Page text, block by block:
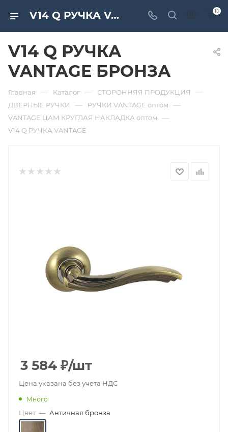
V14 Q РУЧКА VANTAGE БРОНЗА. Дверная и мебельная фурнитура САМИР-КИЛИТ | Оптовые поставки 0
V14 Q РУЧКА
VANTAGE БРОНЗА
Главная — Каталог — СТОРОННЯЯ ПРОДУКЦИЯ —
ДВЕРНЫЕ РУЧКИ — РУЧКИ VANTAGE оптом —
VANTAGE ЦАМ КРУГЛАЯ НАКЛАДКА оптом —
V14 Q РУЧКА VANTAGE
3 584 ₽/шт
Цена указана без учета НДС
Много
Цвет — Античная бронза